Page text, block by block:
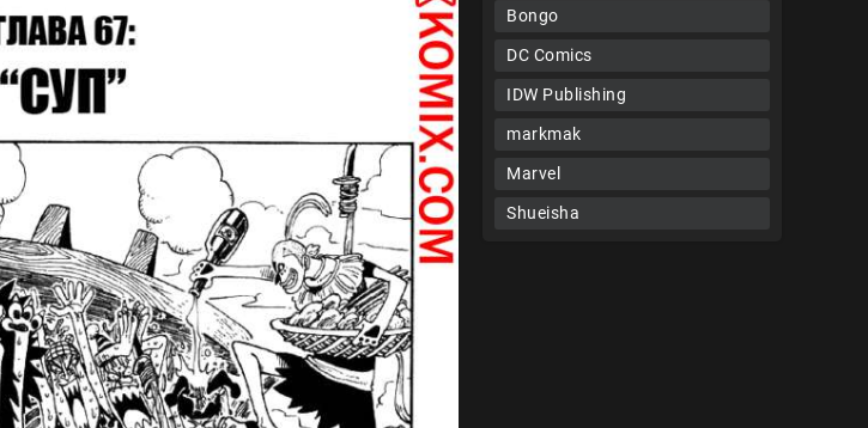
Bongo
DC Comics
IDW Publishing
markmak
Marvel
Shueisha